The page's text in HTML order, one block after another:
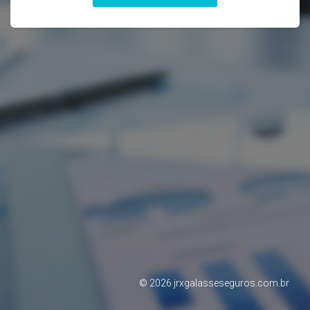
© 2026 jrxgalasseseguros.com.br